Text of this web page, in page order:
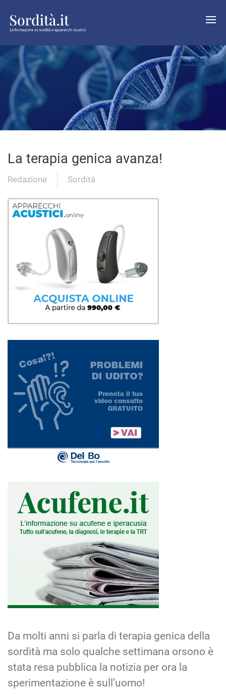
La terapia genica avanza!
Redazione Sordità
Da molti anni si parla di terapia genica della
sordità ma solo qualche settimana orsono è
stata resa pubblica la notizia per ora la
sperimentazione è sull’uomo!